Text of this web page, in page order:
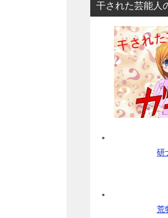
干された芸能人
研
荒